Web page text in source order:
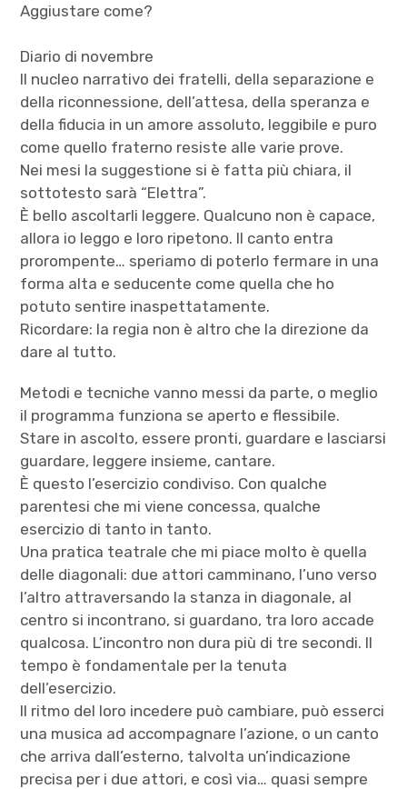
Aggiustare come?
Diario di novembre
Il nucleo narrativo dei fratelli, della separazione e
della riconnessione, dell’attesa, della speranza e
della fiducia in un amore assoluto, leggibile e puro
come quello fraterno resiste alle varie prove.
Nei mesi la suggestione si è fatta più chiara, il
sottotesto sarà “Elettra”.
È bello ascoltarli leggere. Qualcuno non è capace,
allora io leggo e loro ripetono. Il canto entra
prorompente… speriamo di poterlo fermare in una
forma alta e seducente come quella che ho
potuto sentire inaspettatamente.
Ricordare: la regia non è altro che la direzione da
dare al tutto.
Metodi e tecniche vanno messi da parte, o meglio
il programma funziona se aperto e flessibile.
Stare in ascolto, essere pronti, guardare e lasciarsi
guardare, leggere insieme, cantare.
È questo l’esercizio condiviso. Con qualche
parentesi che mi viene concessa, qualche
esercizio di tanto in tanto.
Una pratica teatrale che mi piace molto è quella
delle diagonali: due attori camminano, l’uno verso
l’altro attraversando la stanza in diagonale, al
centro si incontrano, si guardano, tra loro accade
qualcosa. L’incontro non dura più di tre secondi. Il
tempo è fondamentale per la tenuta
dell’esercizio.
Il ritmo del loro incedere può cambiare, può esserci
una musica ad accompagnare l’azione, o un canto
che arriva dall’esterno, talvolta un’indicazione
precisa per i due attori, e così via… quasi sempre